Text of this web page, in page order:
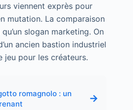
viennent exprès pour
mutation. La comparaison
slogan marketing. On
ancien bastion industriel
jeu pour les créateurs.
romagnolo : un
→